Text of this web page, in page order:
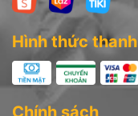
Hình thức
Chính sách